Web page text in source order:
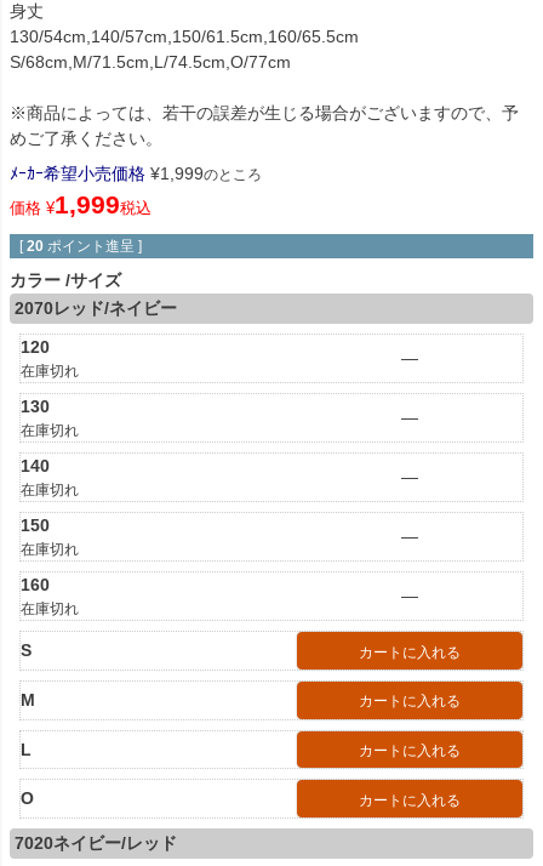
身丈
130/54cm,140/57cm,150/61.5cm,160/65.5cm
S/68cm,M/71.5cm,L/74.5cm,O/77cm
※商品によっては、若干の誤差が生じる場合がございますので、予
めご了承ください。
ﾒｰｶｰ希望小売価格 ¥1,999のところ
価格 ¥1,999税込
[ 20 ポイント進呈 ]
カラー サイズ
2070レッド/ネイビー
120
在庫切れ
—
130
在庫切れ
—
140
在庫切れ
—
150
在庫切れ
—
160
在庫切れ
—
S カートに入れる
M カートに入れる
L カートに入れる
O カートに入れる
7020ネイビー/レッド